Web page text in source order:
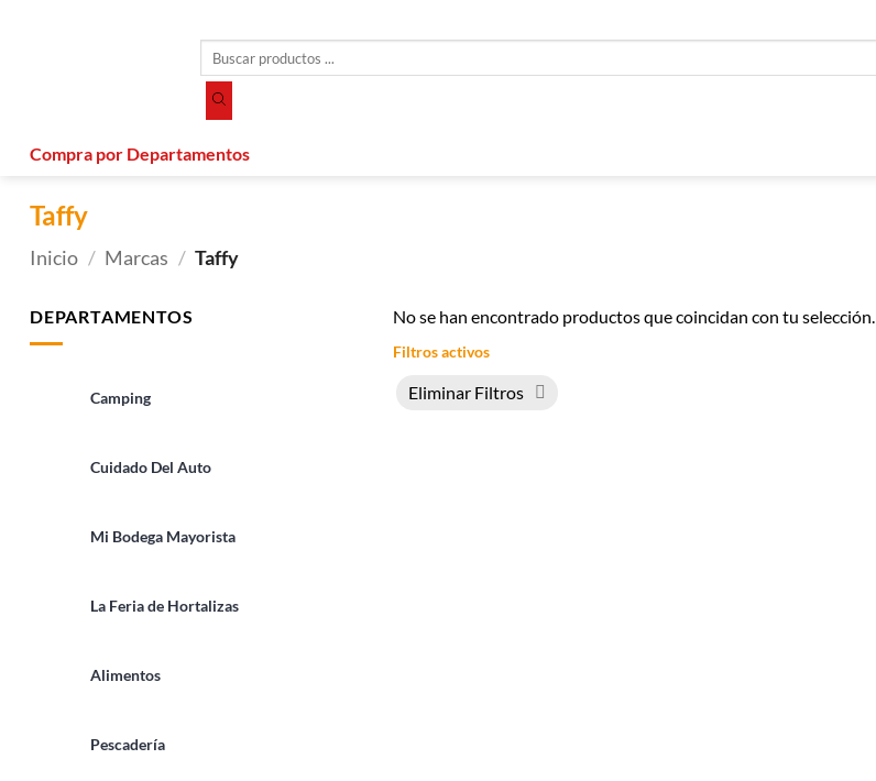
productos
Compra por Departamentos
Taffy
Inicio / Marcas / Taffy
DEPARTAMENTOS
Camping
Cuidado Del Auto
Mi Bodega Mayorista
La Feria de Hortalizas
Alimentos
Pescadería
No se han encontrado productos que coincidan con tu selección.
Filtros activos
Eliminar Filtros